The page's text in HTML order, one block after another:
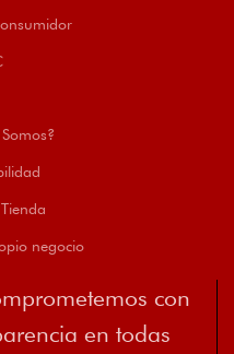
negocio
con
en todas